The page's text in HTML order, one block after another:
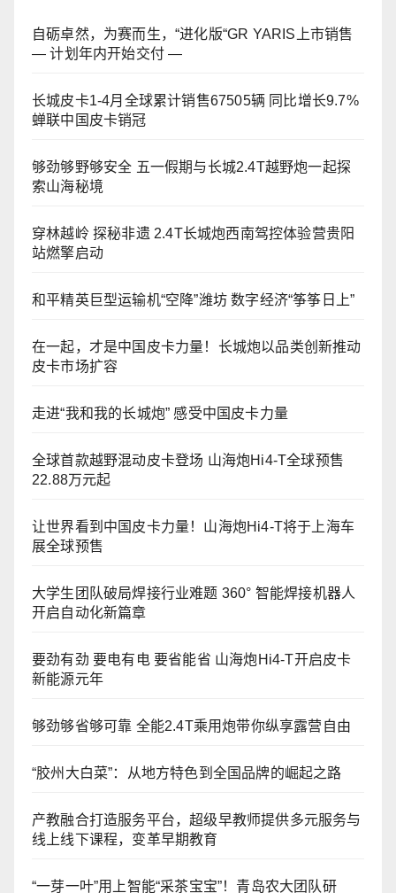
自砺卓然，为赛而生，“进化版“GR YARIS上市销售
— 计划年内开始交付 —
长城皮卡1-4月全球累计销售67505辆 同比增长9.7%
蝉联中国皮卡销冠
够劲够野够安全 五一假期与长城2.4T越野炮一起探
索山海秘境
穿林越岭 探秘非遗 2.4T长城炮西南驾控体验营贵阳
站燃擎启动
和平精英巨型运输机“空降”潍坊 数字经济“筝筝日上”
在一起，才是中国皮卡力量！长城炮以品类创新推动
皮卡市场扩容
走进“我和我的长城炮” 感受中国皮卡力量
全球首款越野混动皮卡登场 山海炮Hi4-T全球预售
22.88万元起
让世界看到中国皮卡力量！山海炮Hi4-T将于上海车
展全球预售
大学生团队破局焊接行业难题 360° 智能焊接机器人
开启自动化新篇章
要劲有劲 要电有电 要省能省 山海炮Hi4-T开启皮卡
新能源元年
够劲够省够可靠 全能2.4T乘用炮带你纵享露营自由
“胶州大白菜”：从地方特色到全国品牌的崛起之路
产教融合打造服务平台，超级早教师提供多元服务与
线上线下课程，变革早期教育
“一芽一叶”用上智能“采茶宝宝”！青岛农大团队研